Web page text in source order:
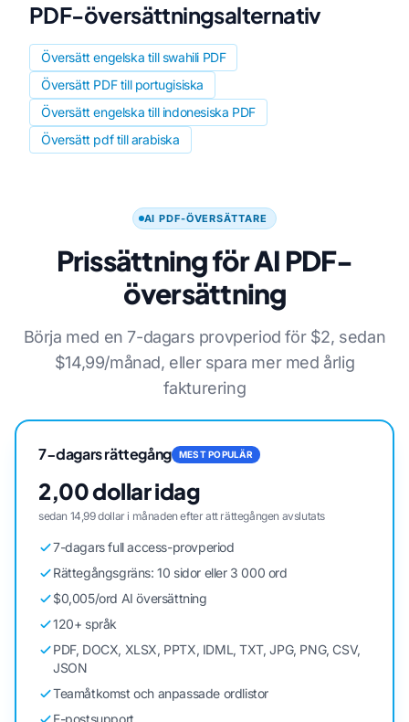
PDF-översättningsalternativ
Översätt engelska till swahili PDF
Översätt PDF till portugisiska
Översätt engelska till indonesiska PDF
Översätt pdf till arabiska
AI PDF-ÖVERSÄTTARE
Prissättning för AI PDF-
översättning
Börja med en 7-dagars provperiod för $2, sedan
$14,99/månad, eller spara mer med årlig
fakturering
7-dagars rättegång MEST POPULÄR
2,00 dollar idag
sedan 14,99 dollar i månaden efter att rättegången avslutats
7-dagars full access-provperiod
Rättegångsgräns: 10 sidor eller 3 000 ord
$0,005/ord AI översättning
120+ språk
PDF, DOCX, XLSX, PPTX, IDML, TXT, JPG, PNG, CSV,
JSON
Teamåtkomst och anpassade ordlistor
E-postsupport